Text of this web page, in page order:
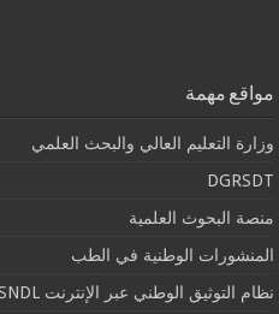
مواقع مهمة
وزارة التعليم العالي والبحث العلمي
DGRSDT
منصة البحوث العلمية
المنشورات الوطنية في الطب
نظام التوثيق الوطني عبر الإنترنت SNDL